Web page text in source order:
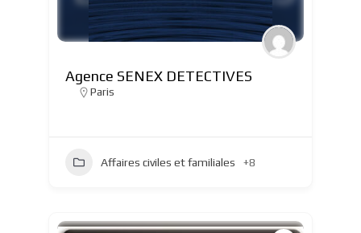
Agence SENEX DETECTIVES
Paris
Affaires civiles et familiales +8